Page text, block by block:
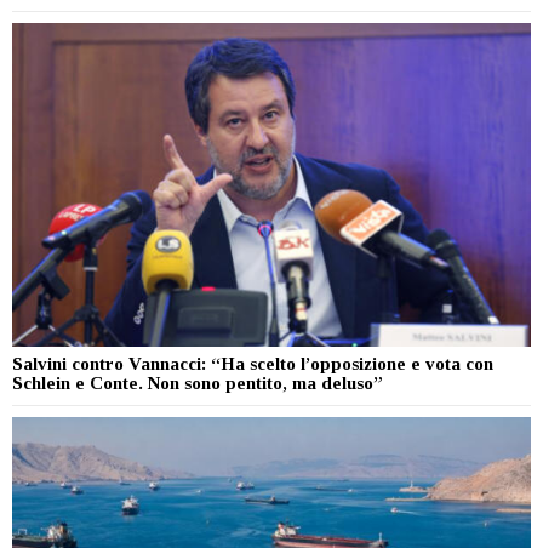
Salvini contro Vannacci: “Ha scelto l’opposizione e vota con
Schlein e Conte. Non sono pentito, ma deluso”